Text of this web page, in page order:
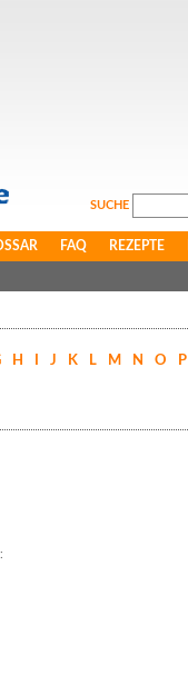
SUCHE
FAQ REZEPTE
H J K L M N O P